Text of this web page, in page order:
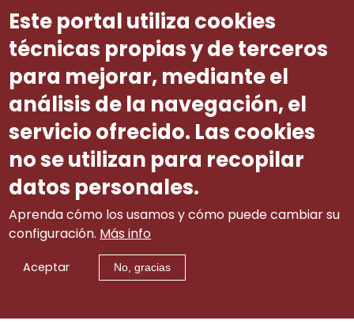
especifique expresamente no texto
do proxecto normativo, que se trata
de espazos propios, incluíndo esa
expresión na redacción do
devandito apartado.
Número ditame
46
Este portal utiliza cookies
técnicas propias y de terceros
para mejorar, mediante el
análisis de la navegación, el
servicio ofrecido. Las cookies
no se utilizan para recopilar
datos personales.
Aprenda cómo los usamos y cómo puede cambiar su
configuración. Más info
Aceptar No, gracias